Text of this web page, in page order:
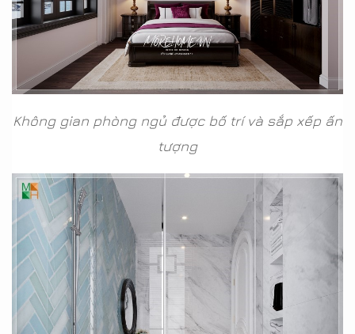
Không gian phòng ngủ được bố trí và sắp xếp ấn
tượng